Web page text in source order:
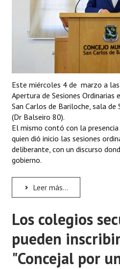
Este miércoles 4 de marzo a
Apertura de Sesiones Ordinarias
San Carlos de Bariloche, sala de
(Dr Balseiro 80).
El mismo contó con la
quien dió inicio las sesiones
deliberante, con un discurso
gobierno.
Leer más...
Los colegios
pueden
"Concejal por